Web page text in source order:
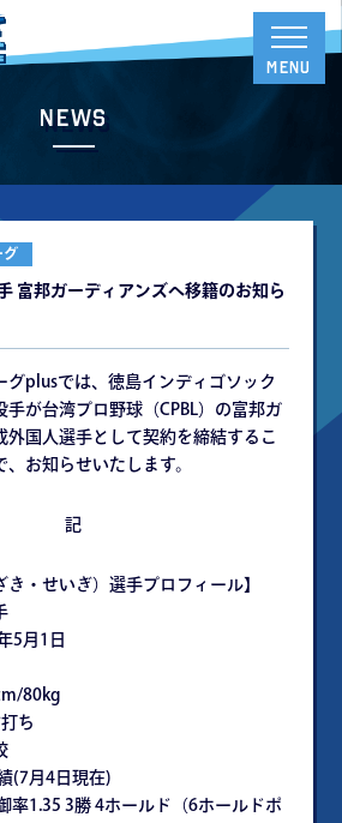
News
グ
富邦ガーディアンズへ移籍のお知ら
グplusでは、徳島インディゴソック
⼿が台湾プロ野球（CPBL）の富邦ガ
外国⼈選⼿として契約を締結するこ
お知らせいたします。
記
き・せいぎ）選⼿プロフィール】
5⽉1⽇
80kg
ち
(7⽉4⽇現在)
率1.35 3勝 4ホールド（6ホールドポ